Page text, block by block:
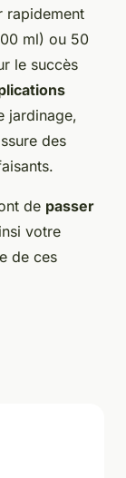
rapidement
ml) ou 50
le succès
jardinage,
des
de passer
votre
de ces